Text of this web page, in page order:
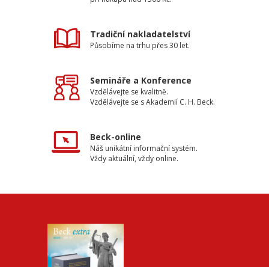
Tradiční nakladatelství
Působíme na trhu přes 30 let.
Semináře a Konference
Vzdělávejte se kvalitně.
Vzdělávejte se s Akademií C. H. Beck.
Beck-online
Náš unikátní informační systém.
Vždy aktuální, vždy online.